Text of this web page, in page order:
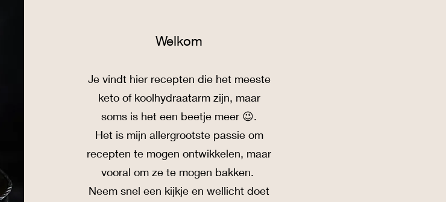
Welkom
Je vindthier recepten die het meeste
keto of koolhydraatarm zijn, maar
soms is het een beetje meer 😉.
Het is mijn allergrootste passie om
recepten te mogen ontwikkelen, maar
vooral om ze te mogen bakken.
Neem snel een kijkje en wellicht doet